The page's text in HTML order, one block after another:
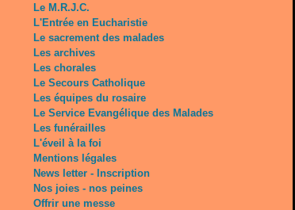
Le M.R.J.C.
L'Entrée en Eucharistie
Le sacrement des malades
Les archives
Les chorales
Le Secours Catholique
Les équipes du rosaire
Le Service Evangélique des Malades
Les funérailles
L'éveil à la foi
Mentions légales
News letter - Inscription
Nos joies - nos peines
Offrir une messe